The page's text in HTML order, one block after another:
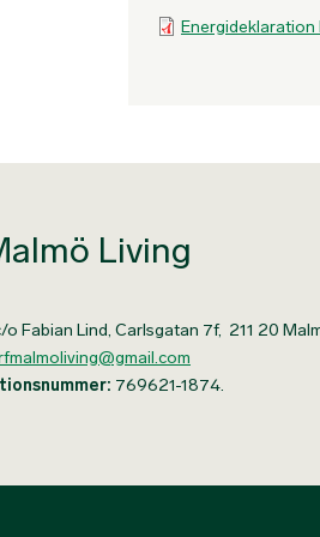
Energideklaration
Living
o Fabian Lind, Carlsgatan 7f, 211 20
769621-1874.